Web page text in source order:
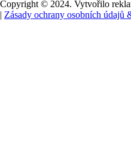
Copyright © 2024. Vytvořilo
| Zásady ochrany osobních údajů